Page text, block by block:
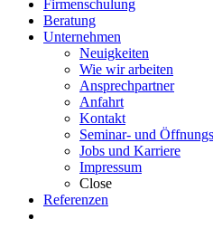
Firmenschulung
Beratung
Unternehmen
Neuigkeiten
Wie wir arbeiten
Ansprechpartner
Anfahrt
Kontakt
Seminar- und
Jobs und Karriere
Impressum
Close
Referenzen